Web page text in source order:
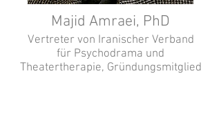
Majid Amraei, PhD
Vertreter von Iranischer Verband
für Psychodrama und
Theatertherapie, Gründungsmitglied